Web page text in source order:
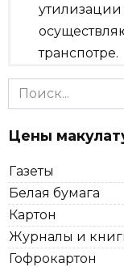
утилизации
транспотре.
Search
for:
Цены
Газеты
Белая бумага
Картон
Журналы и
Гофрокартон